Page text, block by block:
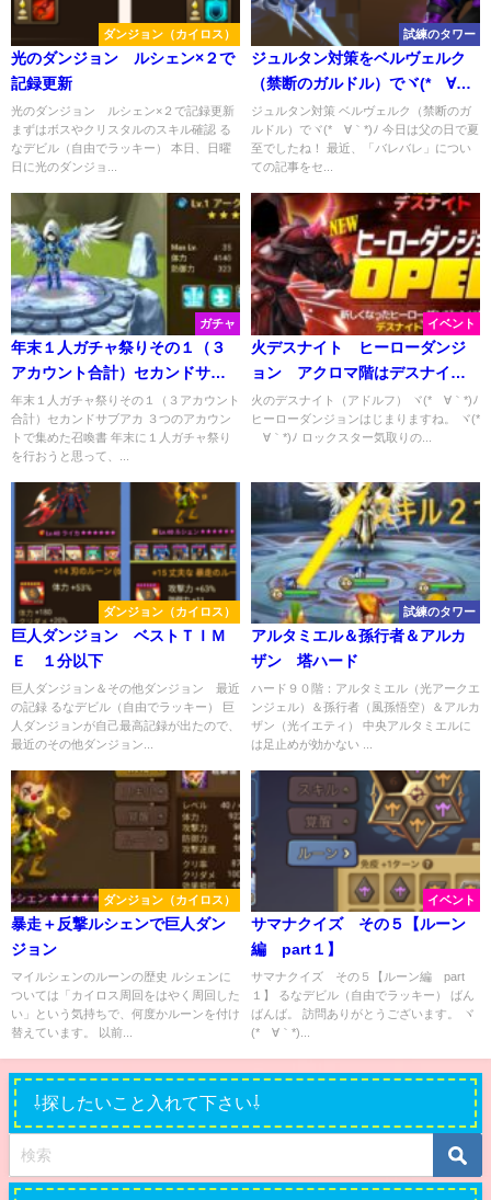
ダンジョン（カイロス）
光のダンジョン ルシェン×２で
記録更新
光のダンジョン ルシェン×２で記録更新
まずはボスやクリスタルのスキル確認 る
なデビル（自由でラッキー） 本日、日曜
日に光のダンジョ...
試練のタワー
ジュルタン対策をベルヴェルク
（禁断のガルドル）でヾ(*´∀｀
*)
ジュルタン対策 ベルヴェルク（禁断のガ
ルドル）でヾ(*´∀｀*)ﾉ 今日は父の日で夏
至でしたね！ 最近、「バレバレ」につい
ての記事をセ...
ガチャ
年末１人ガチャ祭りその１（３
アカウント合計）セカンドサブ
アカ
年末１人ガチャ祭りその１（３アカウント
合計）セカンドサブアカ ３つのアカウン
トで集めた召喚書 年末に１人ガチャ祭り
を行おうと思って、...
イベント
火デスナイト ヒーローダンジ
ョン アクロマ階はデスナイ
ト？
火のデスナイト（アドルフ） ヾ(*´∀｀*)ﾉ
ヒーローダンジョンはじまりますね。 ヾ(*
´∀｀*)ﾉ ロックスター気取りの...
ダンジョン（カイロス）
巨人ダンジョン ベストＴＩＭ
Ｅ １分以下
巨人ダンジョン＆その他ダンジョン 最近
の記録 るなデビル（自由でラッキー） 巨
人ダンジョンが自己最高記録が出たので、
最近のその他ダンジョン...
試練のタワー
アルタミエル＆孫行者＆アルカ
ザン 塔ハード
ハード９０階：アルタミエル（光アークエ
ンジェル）＆孫行者（風孫悟空）＆アルカ
ザン（光イエティ） 中央アルタミエルに
は足止めが効かない ...
ダンジョン（カイロス）
暴走＋反撃ルシェンで巨人ダン
ジョン
マイルシェンのルーンの歴史 ルシェンに
ついては「カイロス周回をはやく周回した
い」という気持ちで、何度かルーンを付け
替えています。 以前...
イベント
サマナクイズ その５【ルーン
編 part１】
サマナクイズ その５【ルーン編 part
１】 るなデビル（自由でラッキー） ばん
ばんば。 訪問ありがとうございます。 ヾ
(*´∀｀*)...
⇩探したいこと入れて下さい⇩